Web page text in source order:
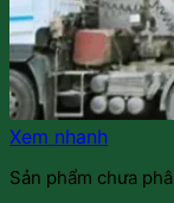
Xem nhanh
Sản phẩm chưa